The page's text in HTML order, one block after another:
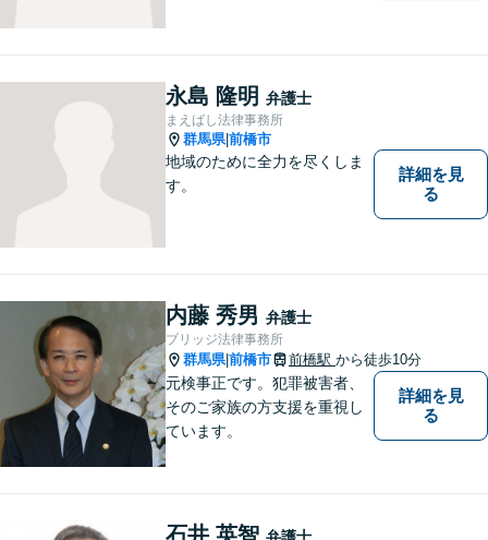
た、事案に応じて、司法書
士、税理士等他の専門職と連
携し、最善の方法で解決する
ことを目指します。
永島 隆明 弁護士
まえばし法律事務所
群馬県|前橋市
地域のために全力を尽くしま
す。
詳細を見
る
内藤 秀男 弁護士
ブリッジ法律事務所
群馬県|前橋市 前橋駅 から徒歩10分
元検事正です。犯罪被害者、
そのご家族の方支援を重視し
ています。
詳細を見
る
石井 英智 弁護士